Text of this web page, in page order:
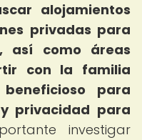
alojamientos
privadas para
así como áreas
con la familia
para
privacidad para
investigar